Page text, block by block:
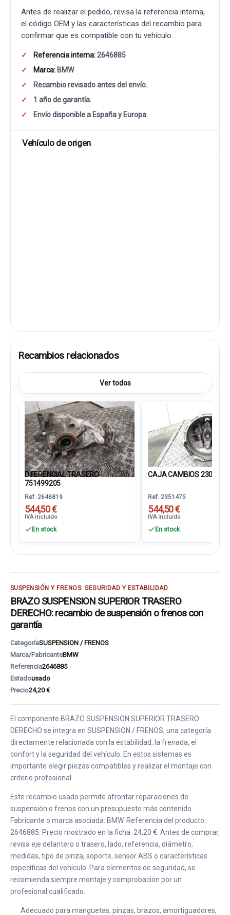
Antes de realizar el pedido, revisa la referencia interna,
el código OEM y las características del recambio para
confirmar que es compatible con tu vehículo.
Referencia interna:2646885
Marca: BMW
Recambio revisado antes del envío.
1 año de garantía.
Envío disponible a España y Europa.
Vehículo de origen
Recambios relacionados
Ver todos
DIFERENCIAL TRASERO
751499205
Ref. 2646819
544,50 €
IVA incluido
En stock
CAJA CAMBIOS
Ref. 2351475
544,50 €
IVA incluido
En stock
SUSPENSIÓN Y FRENOS: SEGURIDAD Y ESTABILIDAD
BRAZO SUSPENSION SUPERIOR TRASERO
DERECHO: recambio de suspensión o frenos con
garantía
CategoríaSUSPENSION / FRENOS
Marca/FabricanteBMW
Referencia2646885
Estadousado
Precio24,20 €
El componente BRAZO SUSPENSION SUPERIOR TRASERO
DERECHO se integra en SUSPENSION / FRENOS, una categoría
directamente relacionada con la estabilidad, la frenada, el
confort y la seguridad del vehículo. En estos sistemas es
importante elegir piezas compatibles y realizar el montaje con
criterio profesional.
Este recambio usado permite afrontar reparaciones de
suspensión o frenos con un presupuesto más contenido.
Fabricante o marca asociada: BMW. Referencia del producto:
2646885. Precio mostrado en la ficha: 24,20 €. Antes de comprar,
revisa eje delantero o trasero, lado, referencia, diámetro,
medidas, tipo de pinza, soporte, sensor ABS o características
específicas del vehículo. Para elementos de seguridad, se
recomienda siempre montaje y comprobación por un
profesional cualificado.
Adecuado para manguetas, pinzas, brazos, amortiguadores,